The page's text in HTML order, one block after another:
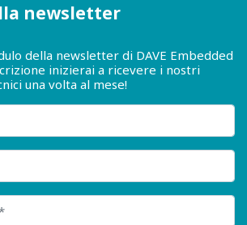
newsletter
della newsletter di DAVE Embedded
inizierai a ricevere i nostri
una volta al mese!